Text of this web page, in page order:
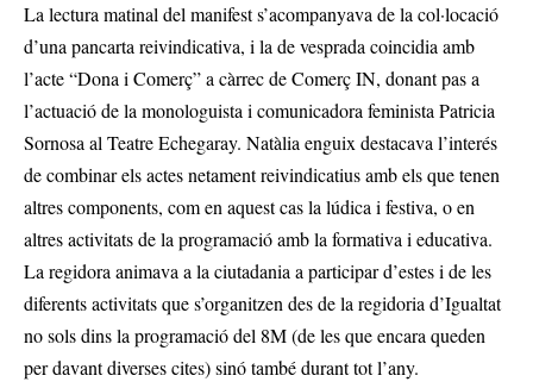
La lectura matinal del manifest s’acompanyava de la col·locació
d’una pancarta reivindicativa, i la de vesprada coincidia amb
l’acte “Dona i Comerç” a càrrec de Comerç IN, donant pas a
l’actuació de la monologuista i comunicadora feminista Patricia
Sornosa al Teatre Echegaray. Natàlia enguix destacava l’interés
de combinar els actes netament reivindicatius amb els que tenen
altres components, com en aquest cas la lúdica i festiva, o en
altres activitats de la programació amb la formativa i educativa.
La regidora animava a la ciutadania a participar d’estes i de les
diferents activitats que s’organitzen des de la regidoria d’Igualtat
no sols dins la programació del 8M (de les que encara queden
per davant diverses cites) sinó també durant tot l’any.